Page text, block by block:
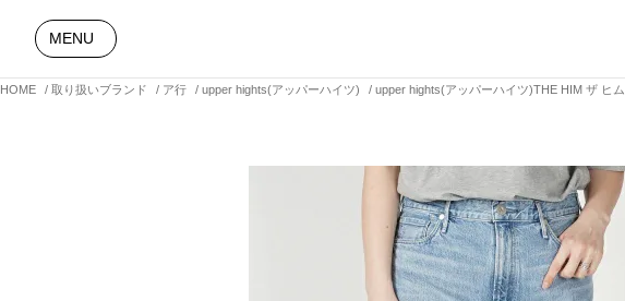
HOME 取り扱いブランド ア行 upper hights(アッパーハイツ) upper hights(アッパーハイツ)THE HIM ザ ヒ
MENU